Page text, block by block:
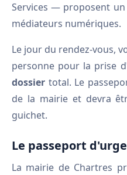
Services — proposent un
médiateurs numériques.
Le jour du rendez-vous,
personne pour la prise
dossier total. Le
de la mairie et devra
guichet.
Le passeport
La mairie de Chartres